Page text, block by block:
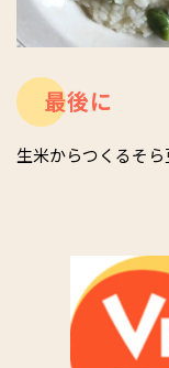
最後に
生米からつくるそら